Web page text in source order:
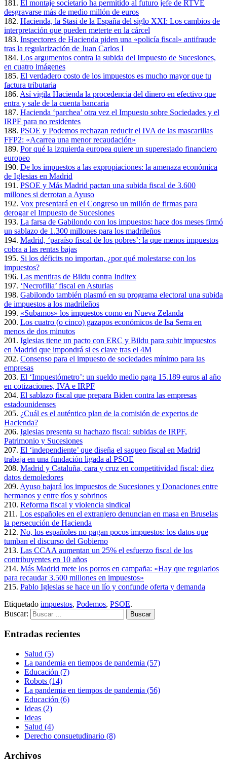
181. El montaje societario ha permitido al futuro jefe de RTVE
desgravarse más de medio millón de euros
182. Hacienda, la Stasi de la España del siglo XXI: Los cambios de
interpretación que pueden meterte en la cárcel
183. Inspectores de Hacienda piden una «policía fiscal» antifraude
tras la regularización de Juan Carlos I
184. Los argumentos contra la subida del Impuesto de Sucesiones,
en cuatro imágenes
185. El verdadero costo de los impuestos es mucho mayor que tu
factura tributaria
186. Así vigila Hacienda la procedencia del dinero en efectivo que
entra y sale de la cuenta bancaria
187. Hacienda ‘parchea’ otra vez el Impuesto sobre Sociedades y el
IRPF para no residentes
188. PSOE y Podemos rechazan reducir el IVA de las mascarillas
FFP2: «Acarrea una menor recaudación»
189. Por qué la izquierda europea quiere un superestado financiero
europeo
190. De los impuestos a las expropiaciones: la amenaza económica
de Iglesias en Madrid
191. PSOE y Más Madrid pactan una subida fiscal de 3.600
millones si derrotan a Ayuso
192. Vox presentará en el Congreso un millón de firmas para
derogar el Impuesto de Sucesiones
193. La farsa de Gabilondo con los impuestos: hace dos meses firmó
un sablazo de 1.300 millones para los madrileños
194. Madrid, ‘paraíso fiscal de los pobres’: la que menos impuestos
cobra a las rentas bajas
195. Si los déficits no importan, ¿por qué molestarse con los
impuestos?
196. Las mentiras de Bildu contra Inditex
197. ‘Necrofilia’ fiscal en Asturias
198. Gabilondo también plasmó en su programa electoral una subida
de impuestos a los madrileños
199. «Subamos» los impuestos como en Nueva Zelanda
200. Los cuatro (o cinco) gazapos económicos de Isa Serra en
menos de dos minutos
201. Iglesias tiene un pacto con ERC y Bildu para subir impuestos
en Madrid que impondrá si es clave tras el 4M
202. Consenso para el impuesto de sociedades mínimo para las
empresas
203. El ‘Impuestómetro’: un sueldo medio paga 15.189 euros al año
en cotizaciones, IVA e IRPF
204. El sablazo fiscal que prepara Biden contra las empresas
estadounidenses
205. ¿Cuál es el auténtico plan de la comisión de expertos de
Hacienda?
206. Iglesias presenta su hachazo fiscal: subidas de IRPF,
Patrimonio y Sucesiones
207. El ‘independiente’ que diseña el saqueo fiscal en Madrid
trabaja en una fundación ligada al PSOE
208. Madrid y Cataluña, cara y cruz en competitividad fiscal: diez
datos demoledores
209. Ayuso bajará los impuestos de Sucesiones y Donaciones entre
hermanos y entre tíos y sobrinos
210. Reforma fiscal y violencia sindical
211. Los españoles en el extranjero denuncian en masa en Bruselas
la persecución de Hacienda
212. No, los españoles no pagan pocos impuestos: los datos que
tumban el discurso del Gobierno
213. Las CCAA aumentan un 25% el esfuerzo fiscal de los
contribuyentes en 10 años
214. Más Madrid mete los porros en campaña: «Hay que regularlos
para recaudar 3.500 millones en impuestos»
215. Pablo Iglesias se hace un lío y confunde oferta y demanda
Etiquetado impuestos, Podemos, PSOE.
Buscar:
Entradas recientes
Salud (5)
La pandemia en tiempos de pandemia (57)
Educación (7)
Robots (14)
La pandemia en tiempos de pandemia (56)
Educación (6)
Ideas (2)
Ideas
Salud (4)
Derecho consuetudinario (8)
Archivos